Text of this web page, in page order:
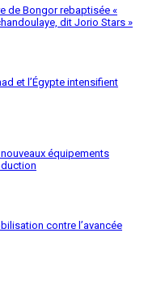
de Bongor rebaptisée «
dit Jorio Stars »
et l’Égypte intensifient
équipements
contre l’avancée